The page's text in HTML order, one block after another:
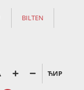
BILTEN
ЋИР